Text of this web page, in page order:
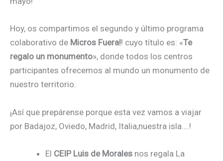
Hoy, os compartimos el segundo y último programa
colaborativo de Micros Fuera!! cuyo título es: «Te
regalo un monumento», donde todos los centros
participantes ofrecemos al mundo un monumento de
nuestro territorio.
¡Así que prepárense porque esta vez vamos a viajar
por Badajoz, Oviedo, Madrid, Italia,nuestra isla….!
El CEIP Luis de Morales nos regala La